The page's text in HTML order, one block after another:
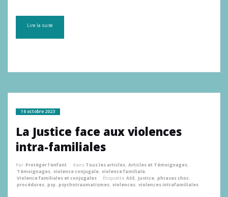
Lire la suite
16 octobre 2023
La Justice face aux violences
intra-familiales
Par Protéger l'enfant dans Tous les articles, Articles et Témoignages,
Témoignages, violence conjugale, violence familiale,
Violence familiales et conjugales
Étiquette ASE, Justice, phrases choc,
procédures, psy, psychotraumatismes, violences, violences intrafamiliales